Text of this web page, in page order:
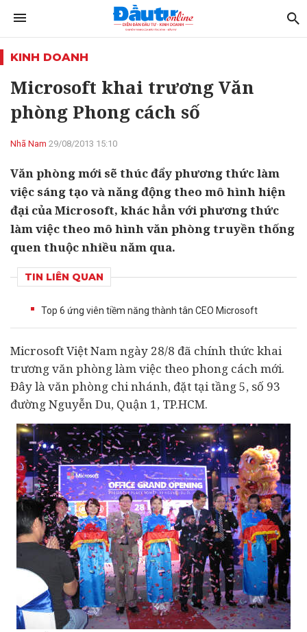
KINH DOANH
Microsoft khai trương Văn
phòng Phong cách số
Nhã Nam 29/08/2013 15:10
Văn phòng mới sẽ thúc đẩy phương thức làm
việc sáng tạo và năng động theo mô hình hiện
đại của Microsoft, khác hẳn với phương thức
làm việc theo mô hình văn phòng truyền thống
quen thuộc nhiều năm qua.
TIN LIÊN QUAN
Top 6 ứng viên tiềm năng thành tân CEO Microsoft
Microsoft Việt Nam ngày 28/8 đã chính thức khai
trương văn phòng làm việc theo phong cách mới.
Đây là văn phòng chi nhánh, đặt tại tầng 5, số 93
đường Nguyễn Du, Quận 1, TP.HCM.